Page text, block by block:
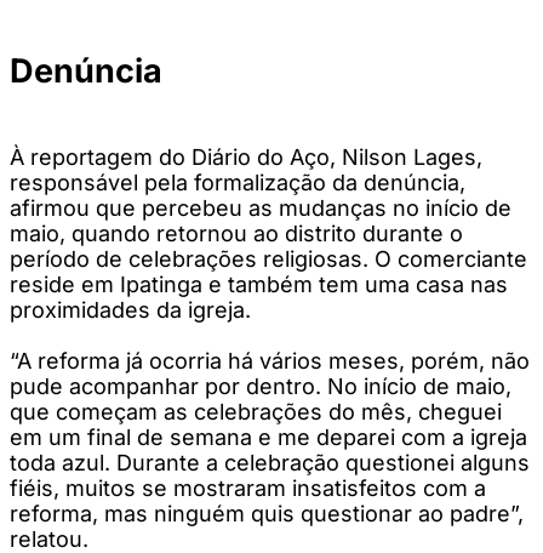
Denúncia
À reportagem do Diário do Aço, Nilson Lages,
responsável pela formalização da denúncia,
afirmou que percebeu as mudanças no início de
maio, quando retornou ao distrito durante o
período de celebrações religiosas. O comerciante
reside em Ipatinga e também tem uma casa nas
proximidades da igreja.
“A reforma já ocorria há vários meses, porém, não
pude acompanhar por dentro. No início de maio,
que começam as celebrações do mês, cheguei
em um final de semana e me deparei com a igreja
toda azul. Durante a celebração questionei alguns
fiéis, muitos se mostraram insatisfeitos com a
reforma, mas ninguém quis questionar ao padre”,
relatou.